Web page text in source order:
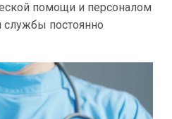
помощи и персоналом
службы постоянно